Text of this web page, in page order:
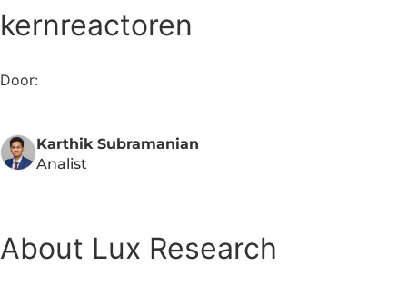
kernreactoren
Door:
Karthik Subramanian
Analist
About Lux Research